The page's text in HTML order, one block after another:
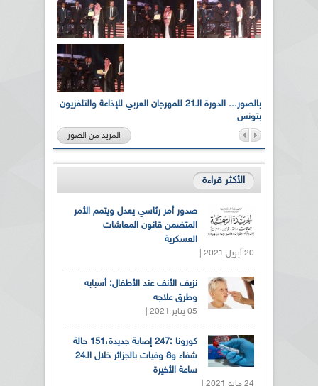
بالصور... الدورة الـ21 للمهرجان العربي للإذاعة والتلفزيون
بتونس
المزيد من الصور
الأكثر قراءة
صدور أمر رئاسي يعدل ويتمم الأمر
المتضمن قانون المعاشات
العسكرية
20 أبريل 2021 |
نزيف الأنف عند الأطفال: أسبابه
وطرق علاجه
05 يناير 2021 |
كورونا :247 إصابة جديدة،151 حالة
شفاء و8 وفيات بالجزائر خلال الـ24
ساعة الأخيرة
24 مايو 2021 |